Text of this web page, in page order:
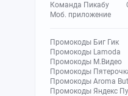
Команда Пикабу
Моб. приложение
Промокоды Биг Гик
Промокоды Lamoda
Промокоды М.Видео
Промокоды
Промокоды Aroma
Промокоды Яндекс